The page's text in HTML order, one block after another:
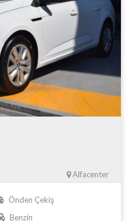
Alfacenter
Önden Çekiş
Benzin